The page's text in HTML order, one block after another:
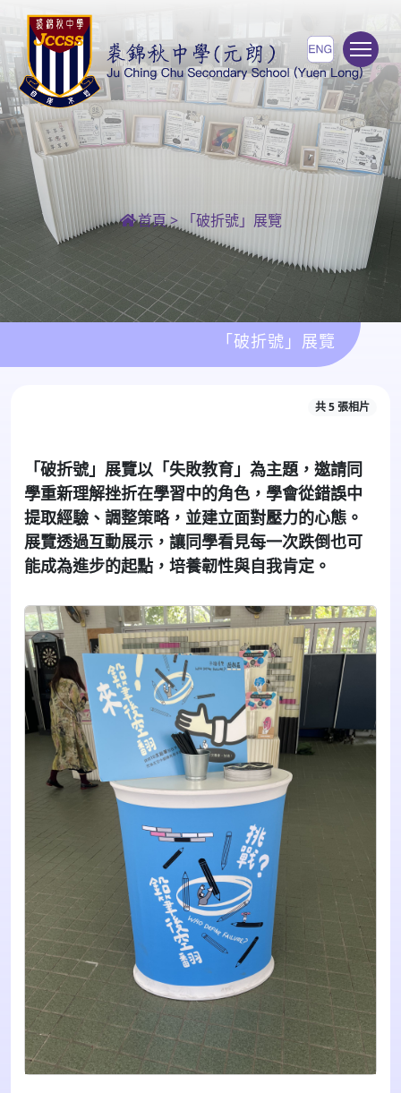
首頁> 「破折號」展覽
「破折號」展覽
共 5 張相片
「破折號」展覽以「失敗教育」為主題，邀請同
學重新理解挫折在學習中的角色，學會從錯誤中
提取經驗、調整策略，並建立面對壓力的心態。
展覽透過互動展示，讓同學看見每一次跌倒也可
能成為進步的起點，培養韌性與自我肯定。